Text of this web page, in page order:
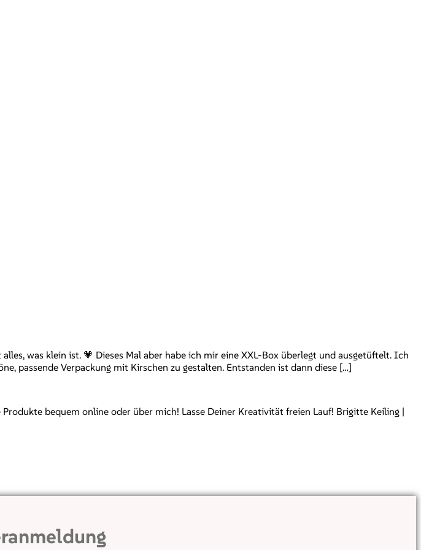
was klein ist. 💗 Dieses Mal aber habe ich mir eine XXL-Box überlegt und ausgetüftelt. Ich
passende Verpackung mit Kirschen zu gestalten. Entstanden ist dann diese […]
bequem online oder über mich! Lasse Deiner Kreativität freien Lauf! Brigitte Keiling |